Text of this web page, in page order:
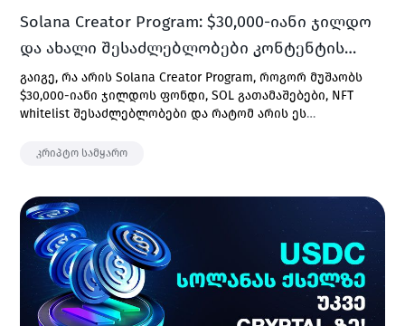
Solana Creator Program: $30,000-იანი ჯილდო
და ახალი შესაძლებლობები კონტენტის
შემქმნელებისთვის
გაიგე, რა არის Solana Creator Program, როგორ მუშაობს
$30,000-იანი ჯილდოს ფონდი, SOL გათამაშებები, NFT
whitelist შესაძლებლობები და რატომ არის ეს
კრიპტო სამყარო